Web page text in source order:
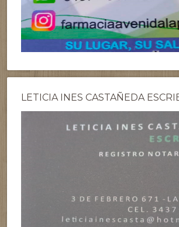
LETICIA INES CASTAÑEDA